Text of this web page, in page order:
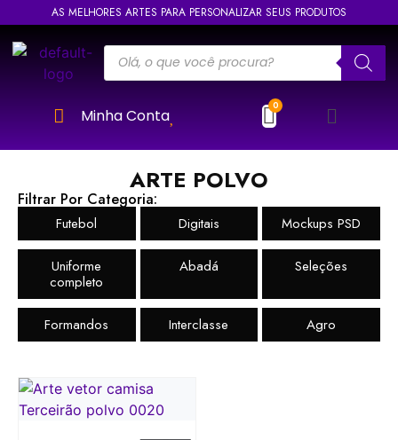
AS MELHORES ARTES PARA PERSONALIZAR SEUS PRODUTOS
Minha Conta
ARTE POLVO
Filtrar Por Categoria:
Futebol Digitais Mockups PSD
Uniforme
completo
Abadá Seleções
Formandos Interclasse Agro